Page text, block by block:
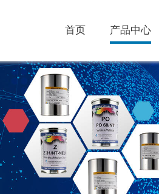
首页 产品中心